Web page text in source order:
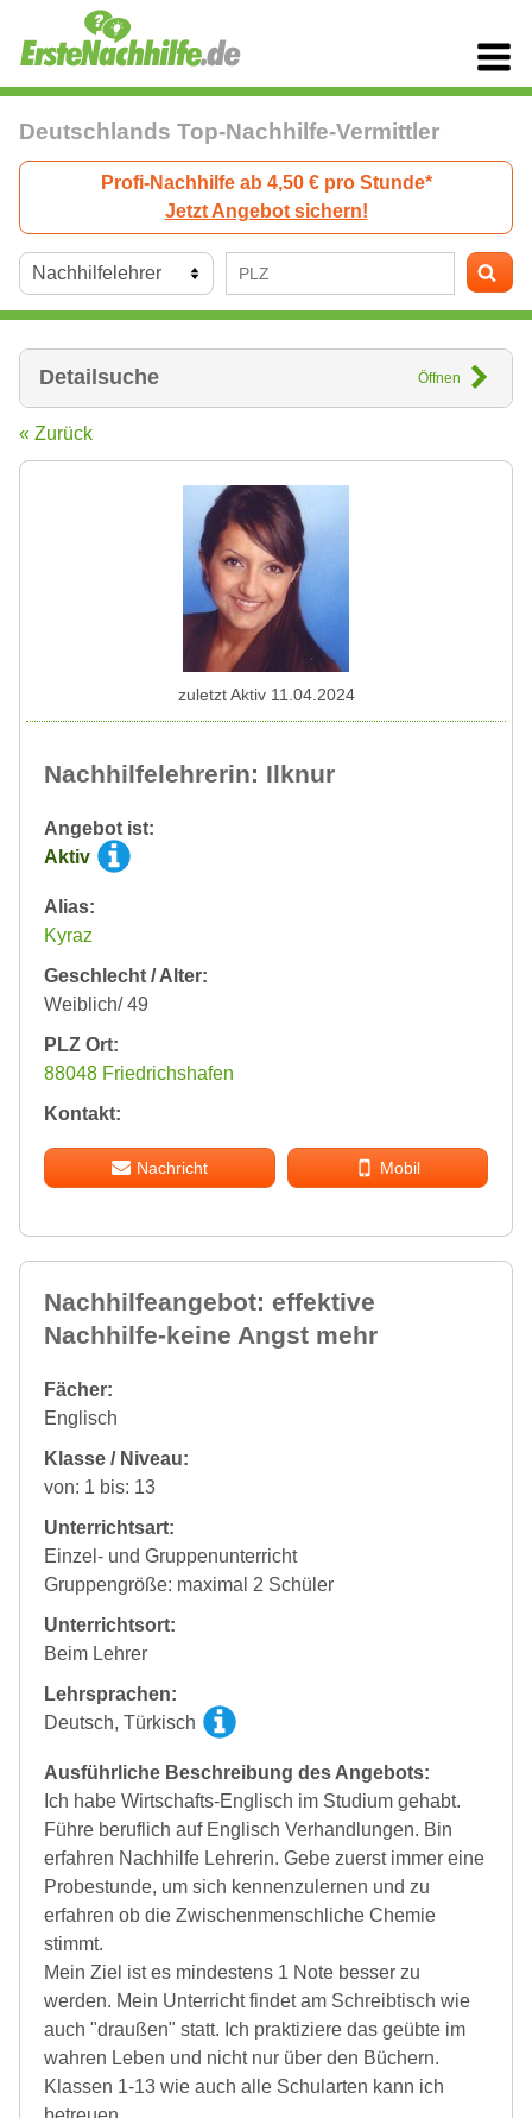
Deutschlands Top-Nachhilfe-Vermittler
Profi-Nachhilfe ab 4,50 € pro Stunde*
Jetzt Angebot sichern!
Detailsuche Öffnen
« Zurück
Nachhilfelehrerin: Ilknur
Angebot ist:
Aktiv
Alias:
Kyraz
Geschlecht / Alter:
Weiblich/ 49
PLZ Ort:
88048 Friedrichshafen
Kontakt:
Nachricht Mobil
zuletzt Aktiv 11.04.2024
Nachhilfeangebot: effektive
Nachhilfe-keine Angst mehr
Fächer:
Englisch
Klasse / Niveau:
von: 1 bis: 13
Unterrichtsart:
Einzel- und Gruppenunterricht
Gruppengröße: maximal 2 Schüler
Unterrichtsort:
Beim Lehrer
Lehrsprachen:
Deutsch, Türkisch
Ausführliche Beschreibung des Angebots:
Ich habe Wirtschafts-Englisch im Studium gehabt.
Führe beruflich auf Englisch Verhandlungen. Bin
erfahren Nachhilfe Lehrerin. Gebe zuerst immer eine
Probestunde, um sich kennenzulernen und zu
erfahren ob die Zwischenmenschliche Chemie
stimmt.
Mein Ziel ist es mindestens 1 Note besser zu
werden. Mein Unterricht findet am Schreibtisch wie
auch "draußen" statt. Ich praktiziere das geübte im
wahren Leben und nicht nur über den Büchern.
Klassen 1-13 wie auch alle Schularten kann ich